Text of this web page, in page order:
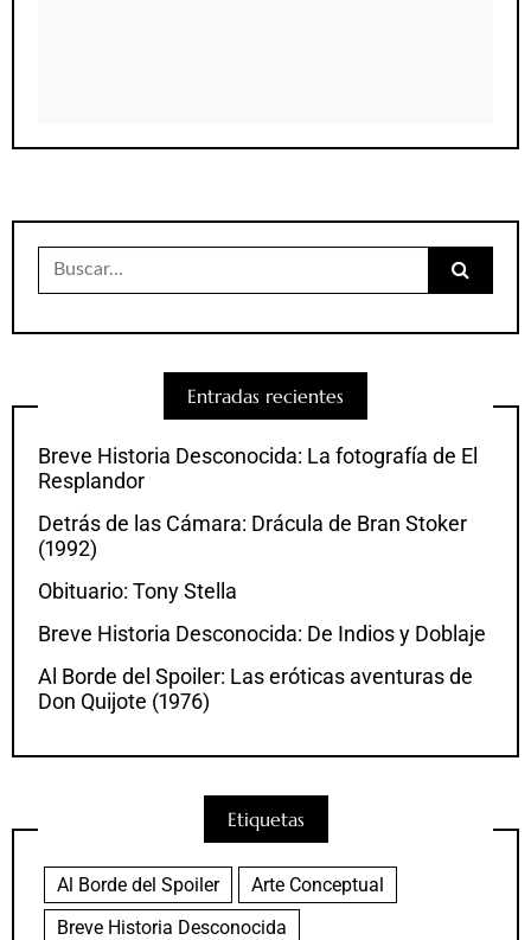
Buscar:
Entradas recientes
Breve Historia Desconocida: La fotografía de El
Resplandor
Detrás de las Cámara: Drácula de Bran Stoker
(1992)
Obituario: Tony Stella
Breve Historia Desconocida: De Indios y Doblaje
Al Borde del Spoiler: Las eróticas aventuras de
Don Quijote (1976)
Etiquetas
Al Borde del Spoiler
Arte Conceptual
Breve Historia Desconocida